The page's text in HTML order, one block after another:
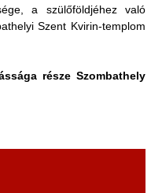
a szülőföldjéhez való
Szent Kvirin-templom
része Szombathely